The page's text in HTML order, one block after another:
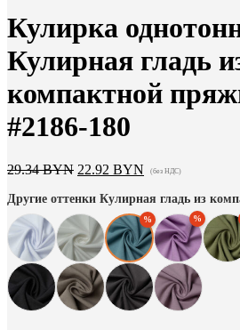
Кулирка
Кулирная гладь
компактной
#2186-180
29.34BYN Первоначальная
составляла
29.34 BYN.
22.92 BYN Текущая
22.92 BYN.
(без НДС)
Другие оттенки Кулирная гладь из